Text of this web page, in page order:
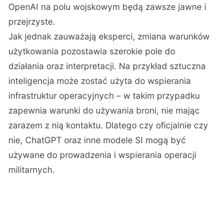
OpenAI na polu wojskowym będą zawsze jawne i
przejrzyste.
Jak jednak zauważają eksperci, zmiana warunków
użytkowania pozostawia szerokie pole do
działania oraz interpretacji. Na przykład sztuczna
inteligencja może zostać użyta do wspierania
infrastruktur operacyjnych – w takim przypadku
zapewnia warunki do używania broni, nie mając
zarazem z nią kontaktu. Dlatego czy oficjalnie czy
nie, ChatGPT oraz inne modele SI mogą być
używane do prowadzenia i wspierania operacji
militarnych.